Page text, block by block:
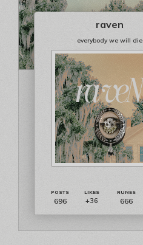
raven
everybody we will die
696 +36 666